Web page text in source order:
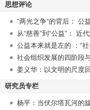
思想评论
“两光之争”的背后： 公
从“慈善”到“公益”： 近
公益本来就是左的 ：“
社会组织发展的四阶段
姜义华：以文明的尺度
研究员专栏
杨平：当伏尔塔瓦河的